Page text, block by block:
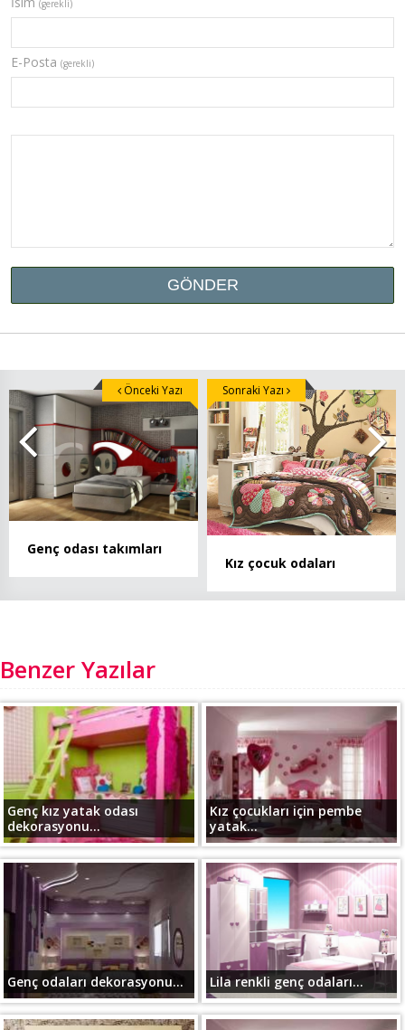
(gerekli)
E-Posta (gerekli)
Genç odası takımları
Önceki Yazı
Kız çocuk odaları
Sonraki Yazı
Benzer Yazılar
Genç kız yatak odası
dekorasyonu...
Kız çocukları için pembe
yatak...
Genç odaları dekorasyonu... Lila renkli genç odaları...